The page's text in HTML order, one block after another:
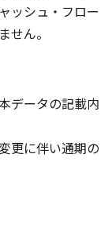
ッシュ・フロー
せん。
データの記載内
更に伴い通期の